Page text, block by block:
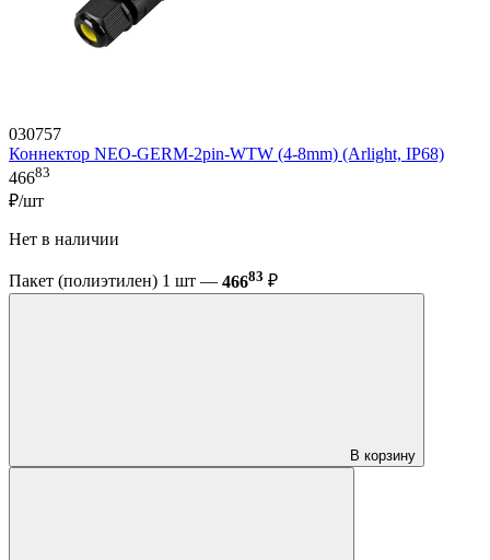
030757
Коннектор NEO-GERM-2pin-WTW (4-8mm) (Arlight, IP68)
46683
₽/шт
Нет в наличии
Пакет (полиэтилен) 1 шт — 46683 ₽
В корзину